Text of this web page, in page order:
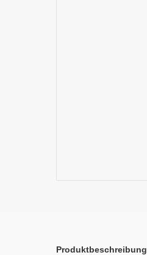
Produktbeschreibung